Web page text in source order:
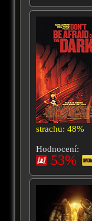
strachu: 48%
Hodnocení:
53%